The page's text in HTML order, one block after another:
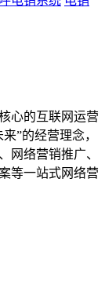
心的互联网运营
”的经营理念，
网络营销推广、
等一站式网络营